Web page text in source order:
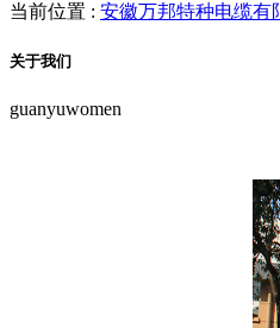
当前位置 : 安徽万邦特种电缆有
关于我们
guanyuwomen